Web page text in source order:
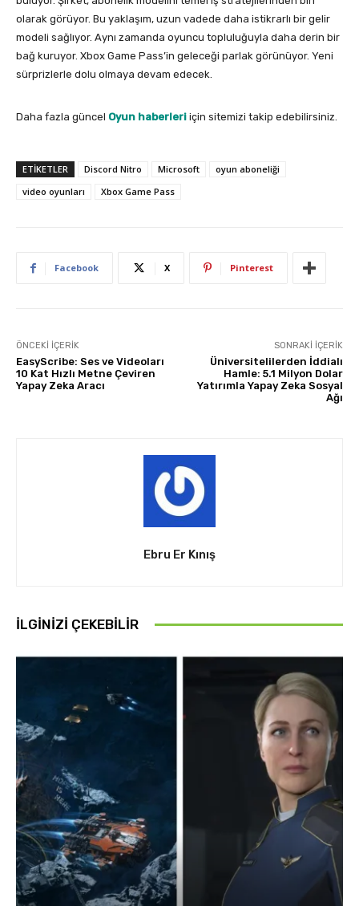
olarak görüyor. Bu yaklaşım, uzun vadede daha istikrarlı bir gelir
modeli sağlıyor. Aynı zamanda oyuncu topluluğuyla daha derin bir
bağ kuruyor. Xbox Game Pass’in geleceği parlak görünüyor. Yeni
sürprizlerle dolu olmaya devam edecek.
Daha fazla güncel Oyun haberleri için sitemizi takip edebilirsiniz.
ETIKETLER Discord Nitro Microsoft
oyun aboneliği
video oyunları
Xbox Game Pass
Facebook X Pinterest
ÖNCEKI İÇERIK
EasyScribe: Ses ve Videoları
10 Kat Hızlı Metne Çeviren
Yapay Zeka Aracı
SONRAKI İÇERIK
Üniversitelilerden İddialı
Hamle: 5.1 Milyon Dolar
Yatırımla Yapay Zeka Sosyal
Ağı
Ebru Er Kınış
İLGINIZI ÇEKEBILIR